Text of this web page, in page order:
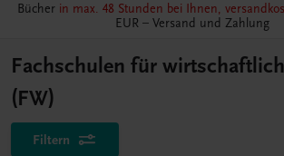
Bücher in max. 48 Stunden bei Ihnen,
EUR – Versand und Zahlung
Fachschulen für
(FW)
Filtern